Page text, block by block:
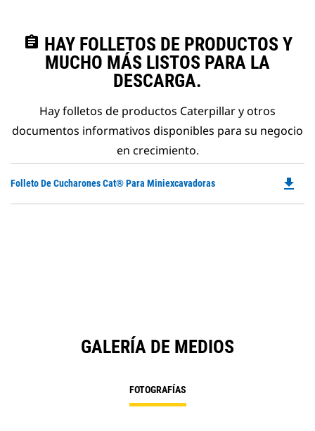
assignment HAY FOLLETOS DE PRODUCTOS Y
MUCHO MÁS LISTOS PARA LA
DESCARGA.
Hay folletos de productos Caterpillar y otros
documentos informativos disponibles para su negocio
en crecimiento.
Folleto De Cucharones Cat® Para Miniexcavadoras file_download
GALERÍA DE MEDIOS
FOTOGRAFÍAS